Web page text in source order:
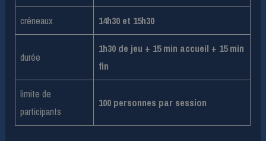
créneaux 14h30 et 15h30
durée
1h30 de jeu + 15 min accueil + 15 min
fin
limite de
participants
100 personnes par session